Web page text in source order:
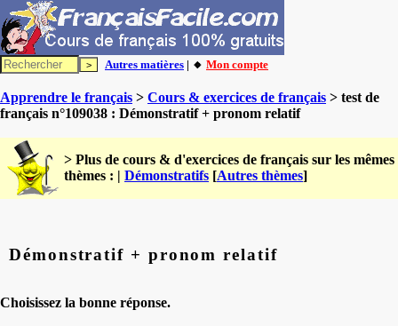
Autres matières | 🔸 Mon compte
Apprendre le français > Cours & exercices de français > test de
français n°109038 : Démonstratif + pronom relatif
> Plus de cours & d'exercices de français sur les mêmes
thèmes : | Démonstratifs [Autres thèmes]
Démonstratif + pronom relatif
Choisissez la bonne réponse.